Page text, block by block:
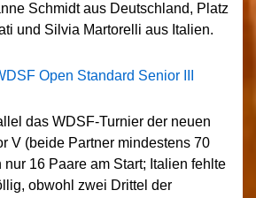
Schmidt aus Deutschland, Platz
und Silvia Martorelli aus Italien.
Open Standard Senior III
das WDSF-Turnier der neuen
V (beide Partner mindestens 70
16 Paare am Start; Italien fehlte
obwohl zwei Drittel der